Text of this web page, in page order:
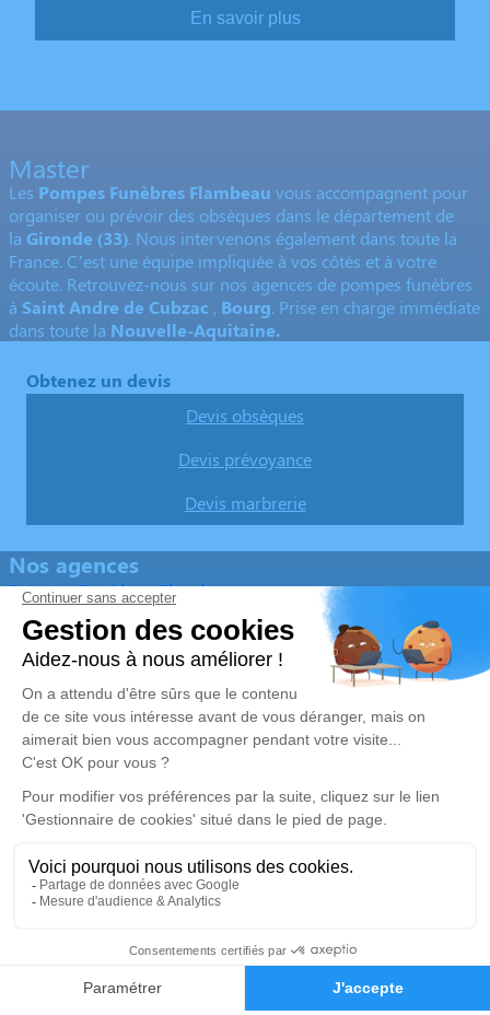
Demande de devis
En savoir plus
Master
Les Pompes Funèbres Flambeau vous accompagnent pour
organiser ou prévoir des obsèques dans le département de
la Gironde (33). Nous intervenons également dans toute la
France. C’est une équipe impliquée à vos côtés et à votre
écoute. Retrouvez-nous sur nos agences de pompes funèbres
à Saint Andre de Cubzac , Bourg. Prise en charge immédiate
dans toute la Nouvelle-Aquitaine.
Obtenez un devis
Devis obsèques
Devis prévoyance
Devis marbrerie
Nos agences
Pompes Funèbres Flambeau
05 57 43 53 76
sarl.flambeau@free.fr
27 Allée du Champ de Foire - 33240 - Saint-André-de-
Cubzac
4.9/5 - 174 avis
Pompes Funèbres Flambeau
05 57 58 18 16
Les Terrasses de Bourg 1, La croix Blanche - 33710 - Bourg
5/5 - 15 avis
Nos Services
Demande de rendez-vous en